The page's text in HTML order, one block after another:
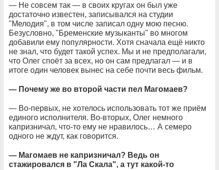
— Не совсем так — в своих кругах он был уже
достаточно известен, записывался на студии
"Мелодия", в том числе записал одну мою песню.
Безусловно, "Бременские музыканты" во многом
добавили ему популярности. Хотя сначала ещё никто
не знал, что будет такой успех. Мы и не предполагали,
что Олег споёт за всех, но он сам предлагал — и в
итоге один человек вынес на себе почти весь фильм.
— Почему же во второй части пел Магомаев?
— Во-первых, не хотелось использовать тот же приём
единого исполнителя. Во-вторых, Олег немного
капризничал, что-то ему не нравилось… А семеро
одного не ждут, как говорится.
— Магомаев не капризничал? Ведь он
стажировался в "Ла Скала", а тут какой-то